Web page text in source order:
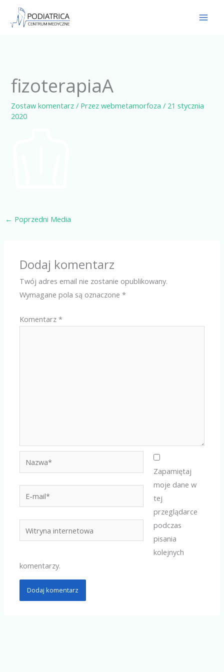
Przejdź
fizoterapiaA
Zostaw komentarz / Przezwebmetamorfoza/ 21 stycznia
2020
← Poprzedni Media
Dodaj komentarz
Twój adres email nie zostanie opublikowany.
Wymagane pola są oznaczone*
Komentarz*
mail*
internetowa
Zapamiętaj
moje dane w
tej
przeglądarce
podczas
pisania
kolejnych
komentarzy.